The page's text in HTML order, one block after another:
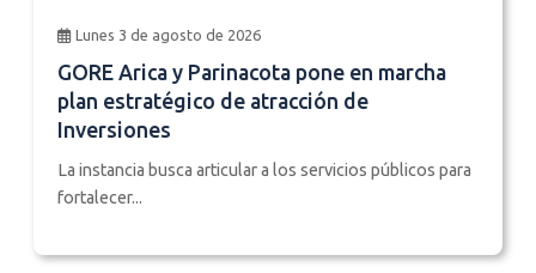
Lunes 3 de agosto de 2026
GORE Arica y Parinacota pone en marcha
plan estratégico de atracción de
Inversiones
La instancia busca articular a los servicios públicos para
fortalecer...